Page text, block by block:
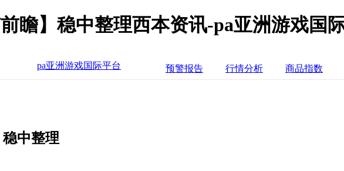
前瞻】稳中整理西本资讯-pa亚洲游戏国
pa亚洲游戏国际平台
预警报告 行情分析 商品指数
稳中整理